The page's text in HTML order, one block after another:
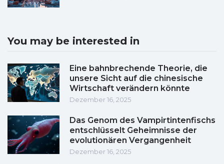
You may be interested in
Eine bahnbrechende Theorie, die
unsere Sicht auf die chinesische
Wirtschaft verändern könnte
Dezember 16, 2025
Das Genom des Vampirtintenfischs
entschlüsselt Geheimnisse der
evolutionären Vergangenheit
Dezember 16, 2025